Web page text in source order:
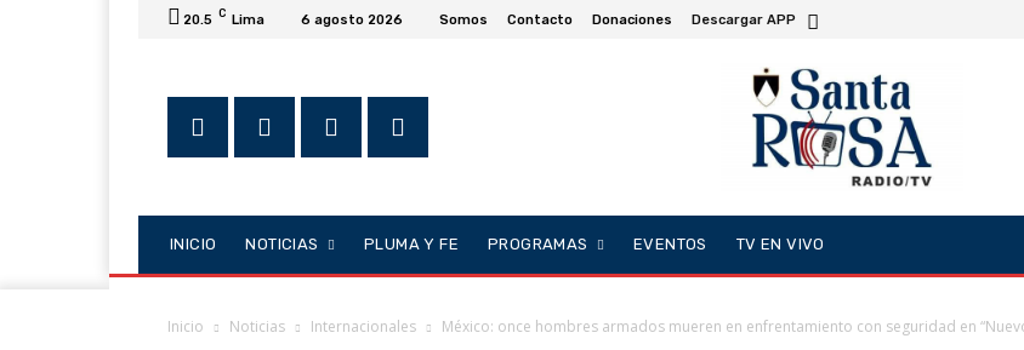
20.5 C Lima 6 agosto 2026 Somos Contacto Donaciones Descargar APP
INICIO NOTICIAS PLUMA Y FE PROGRAMAS EVENTOS TV EN VIVO
Inicio Noticias Internacionales México: once hombres armados mueren en enfrentamiento con seguridad en